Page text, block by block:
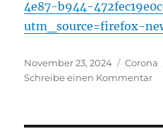
4e87-b944-
utm_source=firefox-
Veröffentlicht
am
November 23, 2024 Corona
Schreibe einen Kommentarzu